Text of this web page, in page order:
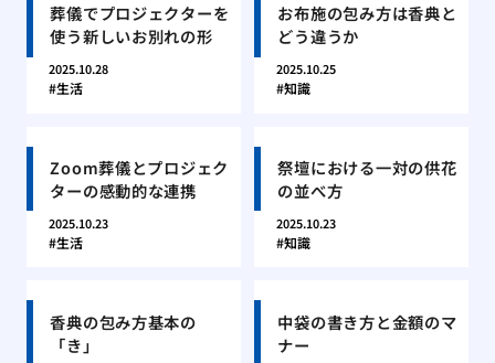
葬儀でプロジェクターを
使う新しいお別れの形
2025.10.28
生活
お布施の包み方は香典と
どう違うか
2025.10.25
知識
Zoom葬儀とプロジェク
ターの感動的な連携
2025.10.23
生活
祭壇における一対の供花
の並べ方
2025.10.23
知識
香典の包み方基本の
「き」
中袋の書き方と金額のマ
ナー